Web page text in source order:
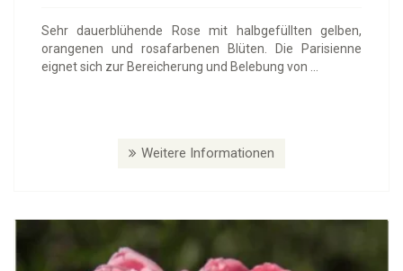
Sehr dauerblühende Rose mit halbgefüllten gelben,
orangenen und rosafarbenen Blüten. Die Parisienne
eignet sich zur Bereicherung und Belebung von ...
Weitere Informationen